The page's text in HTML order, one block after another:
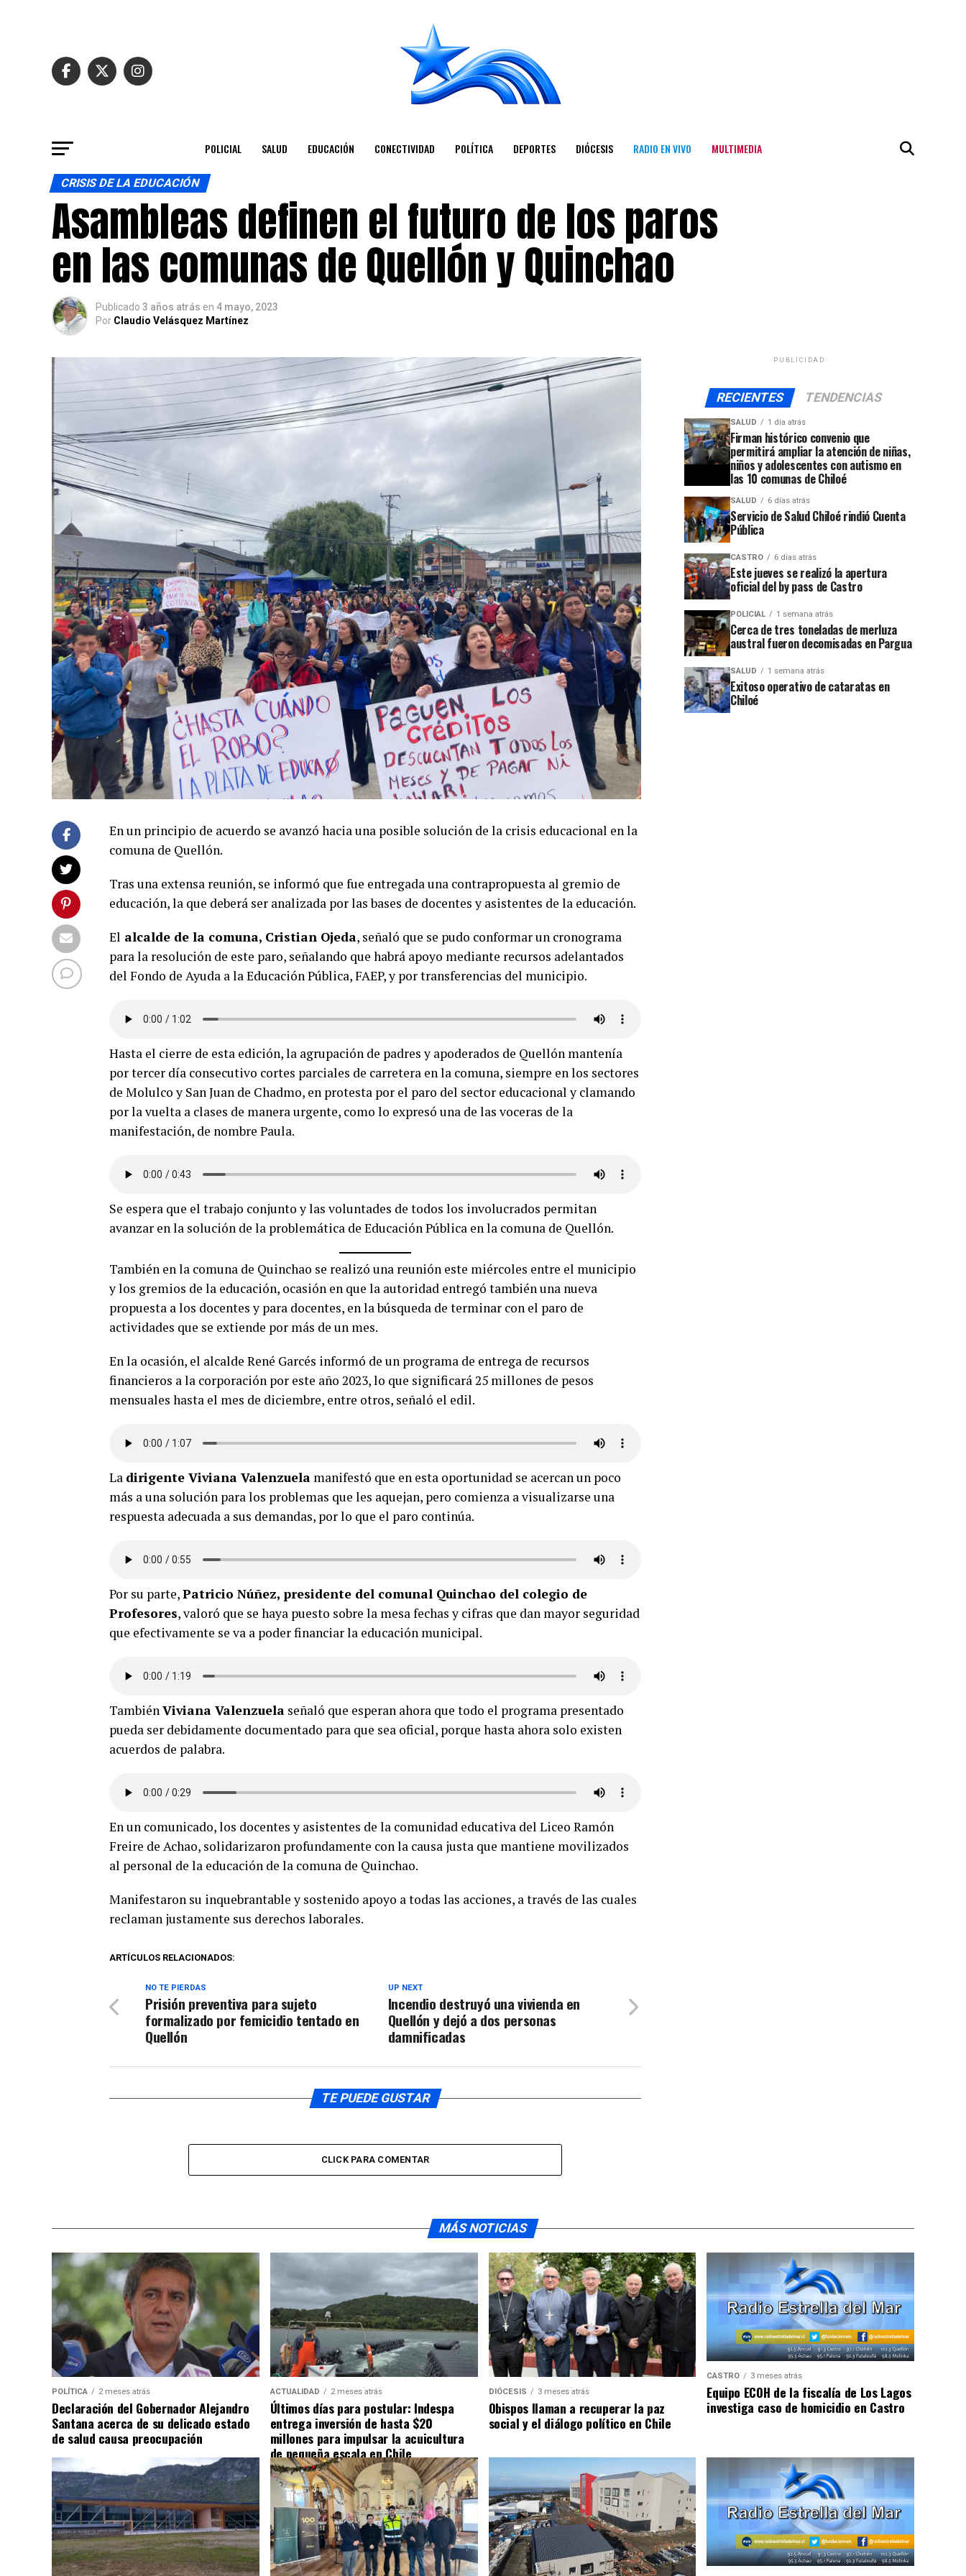
POLICIAL SALUD EDUCACIÓN CONECTIVIDAD POLÍTICA DEPORTES DIÓCESIS RADIO EN VIVO MULTIMEDIA
CRISIS DE LA EDUCACIÓN
Asambleas definen el futuro de los paros
en las comunas de Quellón y Quinchao
Publicado 3 años atrás en 4 mayo, 2023
Por Claudio Velásquez Martínez
En un principio de acuerdo se avanzó hacia una posible solución de la crisis educacional en la
comuna de Quellón.
Tras una extensa reunión, se informó que fue entregada una contrapropuesta al gremio de
educación, la que deberá ser analizada por las bases de docentes y asistentes de la educación.
El alcalde de la comuna, Cristian Ojeda, señaló que se pudo conformar un cronograma
para la resolución de este paro, señalando que habrá apoyo mediante recursos adelantados
del Fondo de Ayuda a la Educación Pública, FAEP, y por transferencias del municipio.
Hasta el cierre de esta edición, la agrupación de padres y apoderados de Quellón mantenía
por tercer día consecutivo cortes parciales de carretera en la comuna, siempre en los sectores
de Molulco y San Juan de Chadmo, en protesta por el paro del sector educacional y clamando
por la vuelta a clases de manera urgente, como lo expresó una de las voceras de la
manifestación, de nombre Paula.
Se espera que el trabajo conjunto y las voluntades de todos los involucrados permitan
avanzar en la solución de la problemática de Educación Pública en la comuna de Quellón.
También en la comuna de Quinchao se realizó una reunión este miércoles entre el municipio
y los gremios de la educación, ocasión en que la autoridad entregó también una nueva
propuesta a los docentes y para docentes, en la búsqueda de terminar con el paro de
actividades que se extiende por más de un mes.
En la ocasión, el alcalde René Garcés informó de un programa de entrega de recursos
financieros a la corporación por este año 2023, lo que significará 25 millones de pesos
mensuales hasta el mes de diciembre, entre otros, señaló el edil.
La dirigente Viviana Valenzuela manifestó que en esta oportunidad se acercan un poco
más a una solución para los problemas que les aquejan, pero comienza a visualizarse una
respuesta adecuada a sus demandas, por lo que el paro continúa.
Por su parte,Patricio Núñez, presidente del comunal Quinchao del colegio de
Profesores, valoró que se haya puesto sobre la mesa fechas y cifras que dan mayor seguridad
que efectivamente se va a poder financiar la educación municipal.
TambiénViviana Valenzuela señaló que esperan ahora que todo el programa presentado
pueda ser debidamente documentado para que sea oficial, porque hasta ahora solo existen
acuerdos de palabra.
En un comunicado, los docentes y asistentes de la comunidad educativa del Liceo Ramón
Freire de Achao, solidarizaron profundamente con la causa justa que mantiene movilizados
al personal de la educación de la comuna de Quinchao.
Manifestaron su inquebrantable y sostenido apoyo a todas las acciones, a través de las cuales
reclaman justamente sus derechos laborales.
ARTÍCULOS RELACIONADOS:
UP NEXT
Incendio destruyó una vivienda en
Quellón y dejó a dos personas
damnificadas
NO TE PIERDAS
Prisión preventiva para sujeto
formalizado por femicidio tentado en
Quellón
TE PUEDE GUSTAR
CLICK PARA COMENTAR
PUBLICIDAD
RECIENTES TENDENCIAS
SALUD 1 día atrás
Firman histórico convenio que
permitirá ampliar la atención de niñas,
niños y adolescentes con autismo en
las 10 comunas de Chiloé
SALUD 6 días atrás
Servicio de Salud Chiloé rindió Cuenta
Pública
CASTRO 6 días atrás
Este jueves se realizó la apertura
oficial del by pass de Castro
POLICIAL 1 semana atrás
Cerca de tres toneladas de merluza
austral fueron decomisadas en Pargua
SALUD 1 semana atrás
Exitoso operativo de cataratas en
Chiloé
MÁS NOTICIAS
POLÍTICA 2 meses atrás
Declaración del Gobernador Alejandro
Santana acerca de su delicado estado
de salud causa preocupación
ACTUALIDAD 2 meses atrás
Últimos días para postular: Indespa
entrega inversión de hasta $20
millones para impulsar la acuicultura
de pequeña escala en Chile
DIÓCESIS 3 meses atrás
Obispos llaman a recuperar la paz
social y el diálogo político en Chile
CASTRO 3 meses atrás
Equipo ECOH de la fiscalía de Los Lagos
investiga caso de homicidio en Castro